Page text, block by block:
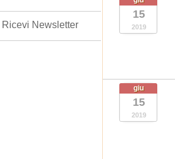
15
2019
giu
15
2019
Ricevi Newsletter